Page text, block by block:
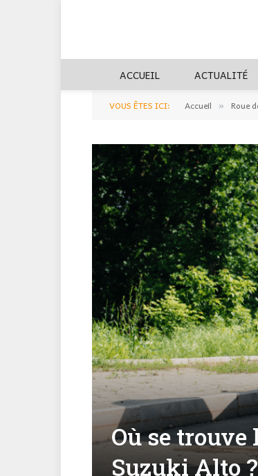
ACCUEIL ACTUALITÉ
VOUS ÊTES ICI: Accueil » Roue
Où se trouve
Suzuki Alto ?